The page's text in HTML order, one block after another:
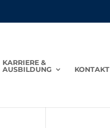
KARRIERE &
AUSBILDUNG KONTAKT